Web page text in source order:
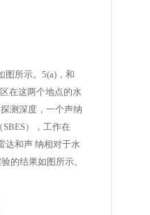
图所示。5(a)，和
区在这两个地点的水
测深度，一个声纳
），工作在
达和声 纳相对于水
的结果如图所示。